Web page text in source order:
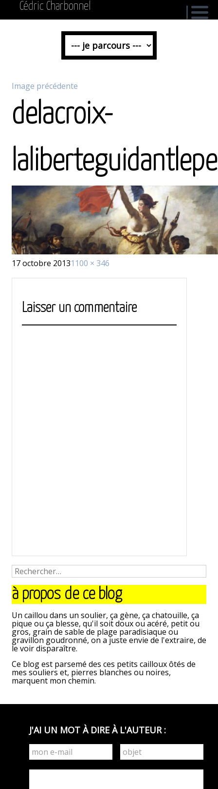
Cédric Charbonnel
Image précédente
delacroix-
Publié
17 octobre 2013Taille
1100 × 346
Laisser un commentaire
à propos de ce blog
Un caillou dans un soulier, ça gène, ça chatouille, ça
pique ou ça blesse, qu'il soit doux ou acéré, petit ou
gros, grain de sable de plage paradisiaque ou
gravillon goudronné, on a juste envie de l'extraire, de
le voir disparaître.
Ce blog est parsemé des ces petits cailloux ôtés de
mes souliers et, pierres blanches ou noires,
marquent mon chemin.
J'AI UN MOT À DIRE À L'AUTEUR :